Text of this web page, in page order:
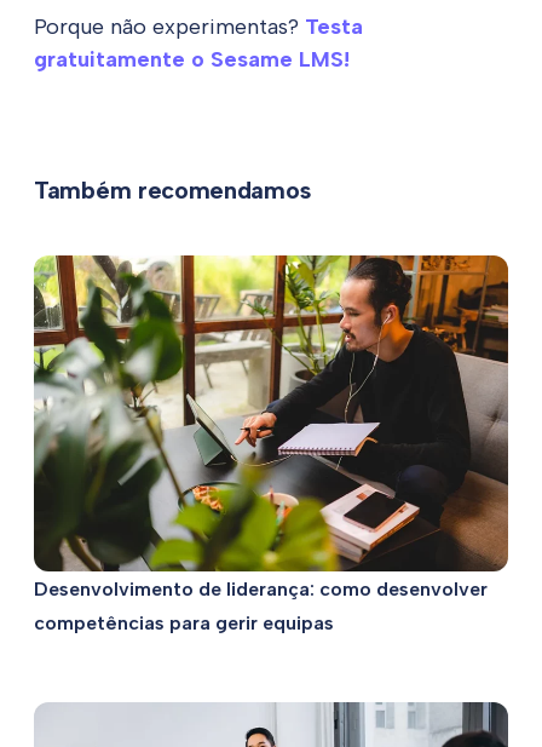
Porque não experimentas? Testa
gratuitamente o Sesame LMS!
Também recomendamos
Desenvolvimento de liderança: como desenvolver
competências para gerir equipas